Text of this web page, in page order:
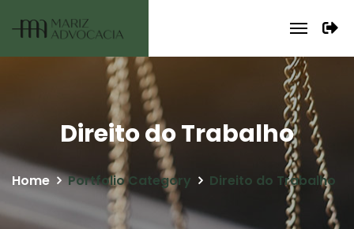
Direito do Trabalho
Home Portfolio Category Direito do Trabalho